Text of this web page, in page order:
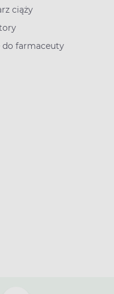
ciąży
do farmaceuty